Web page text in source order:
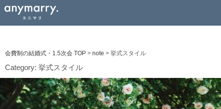
会費制の結婚式・1.5次会 TOP > note > 挙式スタイル
Category: 挙式スタイル